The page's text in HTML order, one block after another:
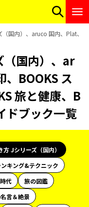
国内）、aruco 国内、Plat、
（国内）、ar
BOOKS ス
旅と健康、B
ドブック一覧
方 Jシリーズ（国内）
ンキング&テクニック
代
旅の図鑑
言＆絶景